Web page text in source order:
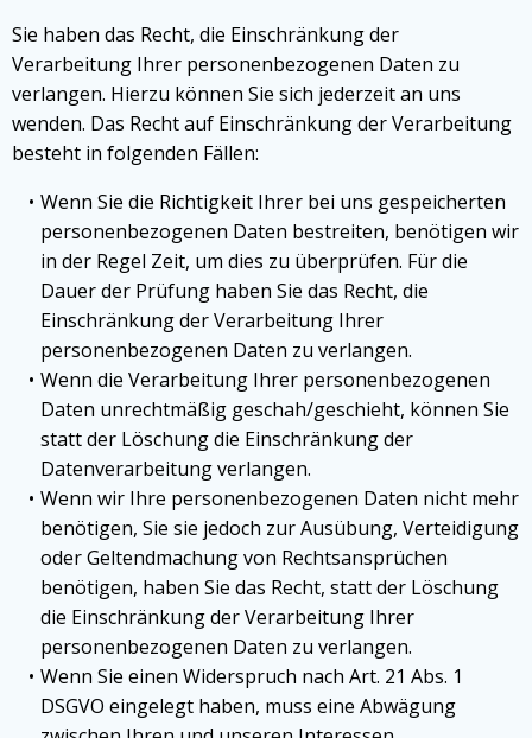
Sie haben das Recht, die Einschränkung der
Verarbeitung Ihrer personenbezogenen Daten zu
verlangen. Hierzu können Sie sich jederzeit an uns
wenden. Das Recht auf Einschränkung der Verarbeitung
besteht in folgenden Fällen:
Wenn Sie die Richtigkeit Ihrer bei uns gespeicherten
personenbezogenen Daten bestreiten, benötigen wir
in der Regel Zeit, um dies zu überprüfen. Für die
Dauer der Prüfung haben Sie das Recht, die
Einschränkung der Verarbeitung Ihrer
personenbezogenen Daten zu verlangen.
Wenn die Verarbeitung Ihrer personenbezogenen
Daten unrechtmäßig geschah/geschieht, können Sie
statt der Löschung die Einschränkung der
Datenverarbeitung verlangen.
Wenn wir Ihre personenbezogenen Daten nicht mehr
benötigen, Sie sie jedoch zur Ausübung, Verteidigung
oder Geltendmachung von Rechtsansprüchen
benötigen, haben Sie das Recht, statt der Löschung
die Einschränkung der Verarbeitung Ihrer
personenbezogenen Daten zu verlangen.
Wenn Sie einen Widerspruch nach Art. 21 Abs. 1
DSGVO eingelegt haben, muss eine Abwägung